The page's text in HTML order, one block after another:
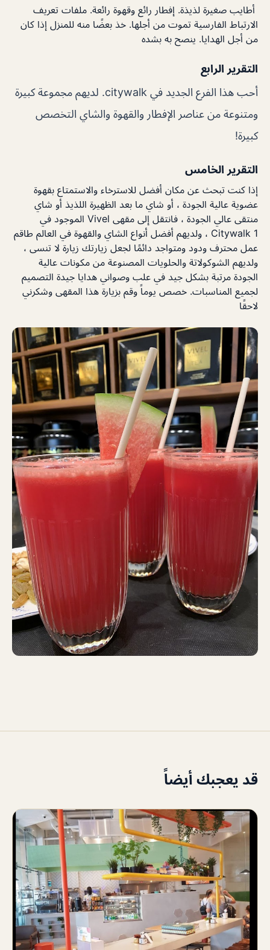
أطايب صغيرة لذيذة. إفطار رائع وقهوة رائعة. ملفات تعريف
الارتباط الفارسية تموت من أجلها. خذ بعضًا منه للمنزل إذا كان
من أجل الهدايا. ينصح به بشده
التقرير الرابع
أحب هذا الفرع الجديد في citywalk. لديهم مجموعة كبيرة
ومتنوعة من عناصر الإفطار والقهوة والشاي التخصص
كبيرة!
التقرير الخامس
إذا كنت تبحث عن مكان أفضل للاسترخاء والاستمتاع بقهوة
عضوية عالية الجودة ، أو شاي ما بعد الظهيرة اللذيذ أو شاي
منتقى عالي الجودة ، فانتقل إلى مقهى Vivel الموجود في
Citywalk 1 ، ولديهم أفضل أنواع الشاي والقهوة في العالم طاقم
عمل محترف ودود ومتواجد دائمًا لجعل زيارتك زيارة لا تنسى ،
ولديهم الشوكولاتة والحلويات المصنوعة من مكونات عالية
الجودة مرتبة بشكل جيد في علب وصواني هدايا جيدة التصميم
لجميع المناسبات. خصص يوماً وقم بزيارة هذا المقهى وشكرني
لاحقًا
قد يعجبك أيضاً